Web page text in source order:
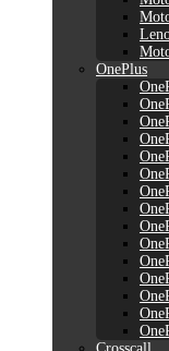
OnePlus